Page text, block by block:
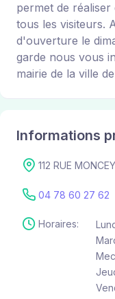
permet de réaliser
tous les visiteurs.
d'ouverture le
garde nous vous
mairie de la ville de
Informations
112 RUE
04 78 60 27 62
Horaires: